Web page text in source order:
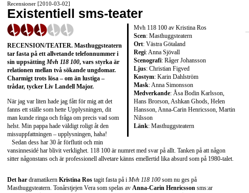
Recensioner [2010-03-02]
Existentiell sms-teater
Mvh 118 100 av Kristina Ros
Scen: Masthuggsteatern
Ort: Västra Götaland
Regi: Anna Sjövall
Scenografi: Råger Johansson
Ljus: Christian Figved
Kostym: Karin Dahlström
Mask: Anna Simonsson
Medverkande: Åsa Bodin Karlsson,
Hans Brorson, Ashkan Ghods, Helen
Hansson, Anna-Carin Henricsson, Martin
Nilsson
Länk: Masthuggsteatern
RECENSION/TEATER. Masthuggsteatern
tar fasta på ett allvetande telefonnummer i
sin uppsätting Mvh 118 100, vars styrka är
relationen mellan två sökande ungdomar.
Charmigt trots lösa – om än lustiga –
trådar, tycker Liv Landell Major.
När jag var liten hade jag fått för mig att det
fanns ett ställe som hette Upplysningen, dit
man kunde ringa och fråga om precis vad som
helst. Min pappa hade väldigt roligt åt den
missuppfattningen – upplysningen, haha!
Sedan dess har 30 år förflutit och min
vansinnesidé har blivit verklighet. 118 100 är numret med svar på allt. Tanken på att någon
sitter någonstans och är professionell allvetare känns emellertid lika absurd som på 1980-talet.
Det har dramatikern Kristina Ros tagit fasta på i Mvh 118 100 som nu ges på
Masthuggsteatern. Tonårstjejen Vera som spelas av Anna-Carin Henricsson sms:ar